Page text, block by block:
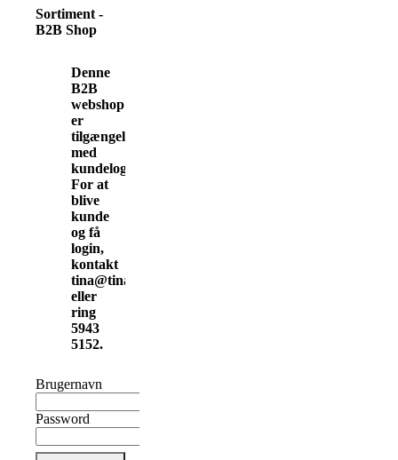
Sortiment -
B2B Shop
Denne
B2B
webshop
er
tilgængelig
med
kundelogin.
For at
blive
kunde
og få
login,
kontakt
tina@tinamunkholm.dk
eller
ring
5943
5152.
Brugernavn
Password